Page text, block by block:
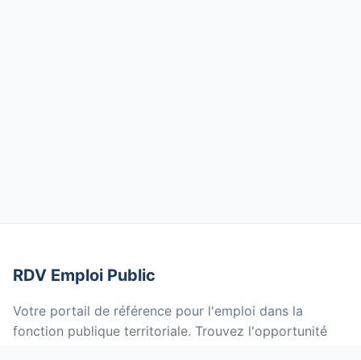
RDV Emploi Public
Votre portail de référence pour l'emploi dans la
fonction publique territoriale. Trouvez l'opportunité